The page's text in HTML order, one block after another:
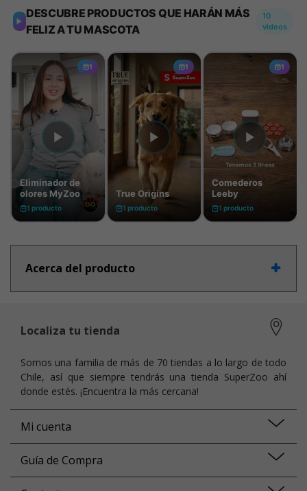
Acerca del producto
Localiza tu tienda
Somos una familia de más de 70 tiendas a lo largo de todo
Chile, así que siempre tendrás una tienda SuperZoo ahí
donde estés. ¡Encuentra la más cercana!
Mi cuenta
Guía de Compra